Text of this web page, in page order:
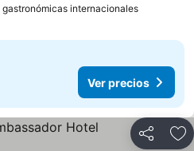
internacionalesVer
Ver precios
Compartir